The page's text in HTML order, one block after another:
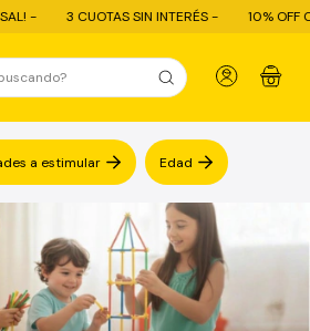
10% OFF CON TRANSFERENCIA - ENVÍO
0
a estimular Edad